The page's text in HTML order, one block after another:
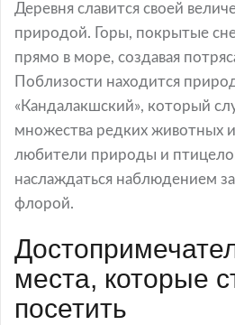
Деревня славится своей
природой. Горы, покрытые
прямо в море, создавая
Поблизости находится
«Кандалакшский», который
множества редких животных
любители природы и
наслаждаться наблюдением
флорой.
места, которые
посетить